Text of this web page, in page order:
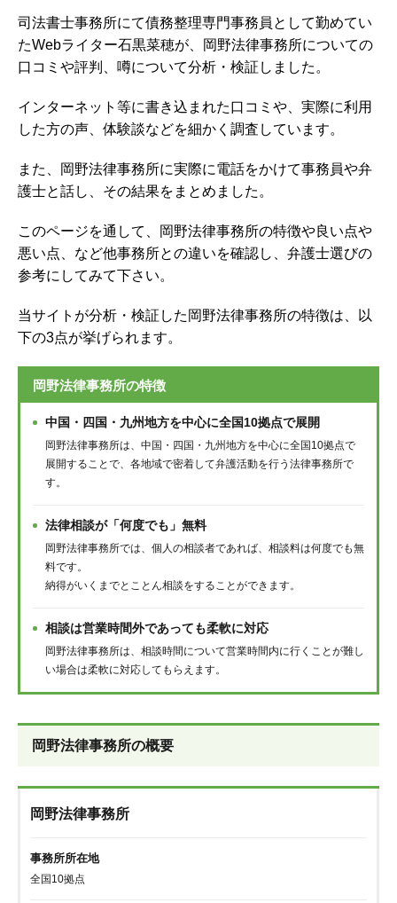
司法書士事務所にて債務整理専門事務員として勤めてい
たWebライター石黒菜穂が、岡野法律事務所についての
口コミや評判、噂について分析・検証しました。
インターネット等に書き込まれた口コミや、実際に利用
した方の声、体験談などを細かく調査しています。
また、岡野法律事務所に実際に電話をかけて事務員や弁
護士と話し、その結果をまとめました。
このページを通して、岡野法律事務所の特徴や良い点や
悪い点、など他事務所との違いを確認し、弁護士選びの
参考にしてみて下さい。
当サイトが分析・検証した岡野法律事務所の特徴は、以
下の3点が挙げられます。
岡野法律事務所の特徴
中国・四国・九州地方を中心に全国10拠点で展開
岡野法律事務所は、中国・四国・九州地方を中心に全国10拠点で
展開することで、各地域で密着して弁護活動を行う法律事務所で
す。
法律相談が「何度でも」無料
岡野法律事務所では、個人の相談者であれば、相談料は何度でも無
料です。
納得がいくまでとことん相談をすることができます。
相談は営業時間外であっても柔軟に対応
岡野法律事務所は、相談時間について営業時間内に行くことが難し
い場合は柔軟に対応してもらえます。
岡野法律事務所の概要
岡野法律事務所
事務所所在地
全国10拠点